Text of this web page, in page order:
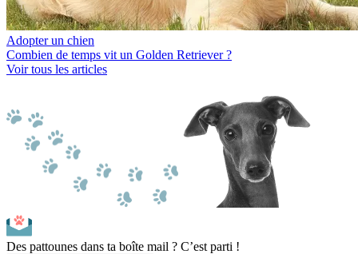
Adopter un chien
Combien de temps vit un Golden Retriever ?
Voir tous les articles
Des pattounes dans ta boîte mail ? C’est parti !